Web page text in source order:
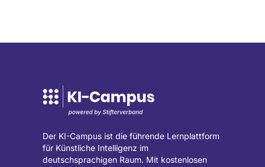
Der KI-Campus ist die führende Lernplattform
für Künstliche Intelligenz im
deutschsprachigen Raum. Mit kostenlosen